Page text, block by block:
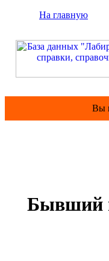
На главную
Вы
Бывший